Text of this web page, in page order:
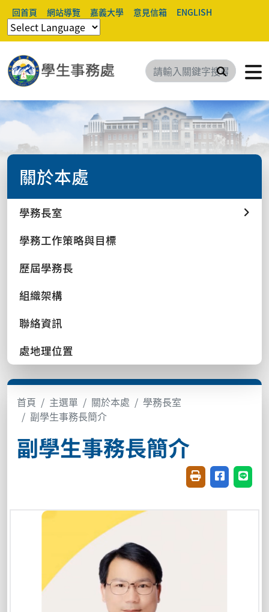
回首頁 網站導覽 嘉義大學 意見信箱 ENGLISH
搜尋
關於本處
學務長室
學務工作策略與目標
歷屆學務長
組織架構
聯絡資訊
處地理位置
首頁 主選單 關於本處
學務長室
副學生事務長簡介
副學生事務長簡介
友善列印(開新視
分享至臉書
分享